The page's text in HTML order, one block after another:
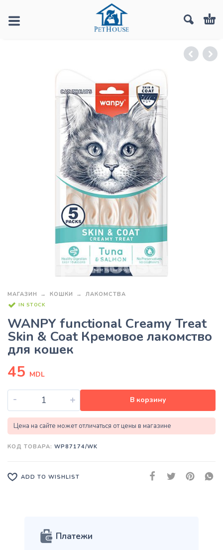
МАГАЗИН КОШКИ ЛАКОМСТВА
IN STOCK
WANPY functional Creamy Treat
Skin & Coat Кремовое лакомство
для кошек
45 MDL
- + В корзину
Цена на сайте может отличаться от цены в магазине
КОД ТОВАРА: WP87174/WK
ADD TO WISHLIST
Платежи